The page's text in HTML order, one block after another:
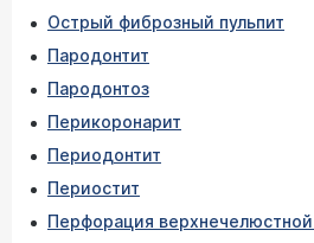
Острый фиброзный пульпит
Пародонтит
Пародонтоз
Перикоронарит
Периодонтит
Периостит
Перфорация верхнечелюстной